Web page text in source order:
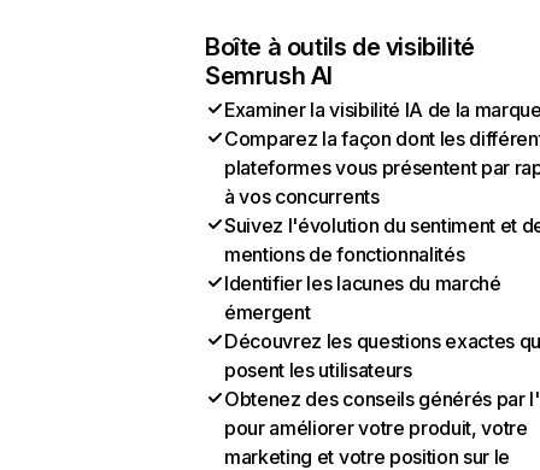
Boîte à outils de visibilité
Semrush AI
Examiner la visibilité IA de la
Comparez la façon dont les
plateformes vous présentent par
à vos concurrents
Suivez l'évolution du sentiment et
mentions de fonctionnalités
Identifier les lacunes du marché
émergent
Découvrez les questions exactes
posent les utilisateurs
Obtenez des conseils générés par
pour améliorer votre produit, votre
marketing et votre position sur le